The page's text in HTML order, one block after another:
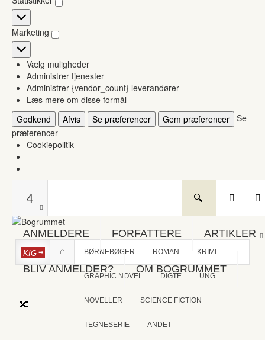
Statistikker
Marketing
Marketing
Vælg muligheder
Administrer tjenester
Administrer {vendor_count} leverandører
Læs mere om disse formål
Godkend
Afvis Se præferencer Gem præferencer Se
præferencer
Cookiepolitik
4
ANMELDERE FORFATTERE ARTIKLER
BLIV ANMELDER? OM BOGRUMMET
KIG BØRNEBØGER ROMAN KRIMI
GRAPHIC NOVEL DIGTE UNG
NOVELLER SCIENCE FICTION
TEGNESERIE ANDET